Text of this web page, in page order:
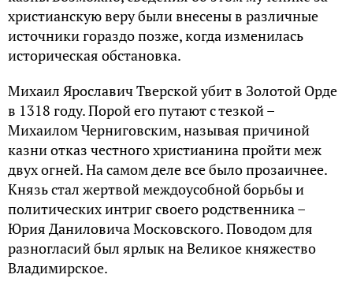
христианскую веру были внесены в различные
источники гораздо позже, когда изменилась
историческая обстановка.
Михаил Ярославич Тверской убит в Золотой Орде
в 1318 году. Порой его путают с тезкой –
Михаилом Черниговским, называя причиной
казни отказ честного христианина пройти меж
двух огней. На самом деле все было прозаичнее.
Князь стал жертвой междоусобной борьбы и
политических интриг своего родственника –
Юрия Даниловича Московского. Поводом для
разногласий был ярлык на Великое княжество
Владимирское.